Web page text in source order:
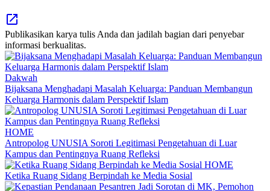
Publikasikan karya tulis Anda dan jadilah bagian dari penyebar
informasi berkualitas.
Dakwah
Bijaksana Menghadapi Masalah Keluarga: Panduan Membangun
Keluarga Harmonis dalam Perspektif Islam
HOME
Antropolog UNUSIA Soroti Legitimasi Pengetahuan di Luar
Kampus dan Pentingnya Ruang Refleksi
HOME
Ketika Ruang Sidang Berpindah ke Media Sosial